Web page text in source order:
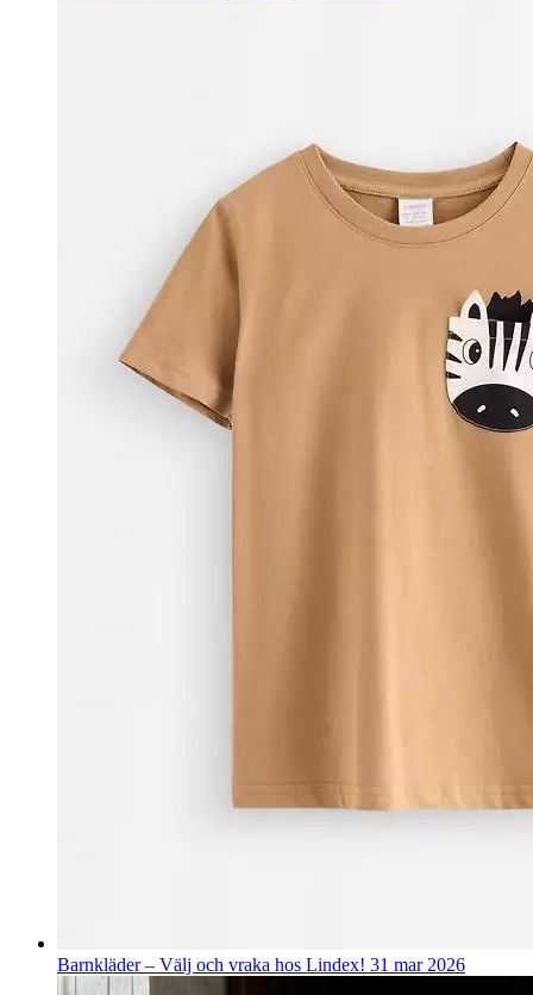
Barnkläder – Välj och vraka hos Lindex! 31 mar 2026